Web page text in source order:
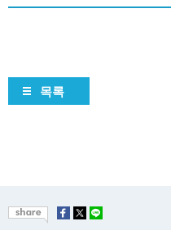
목록